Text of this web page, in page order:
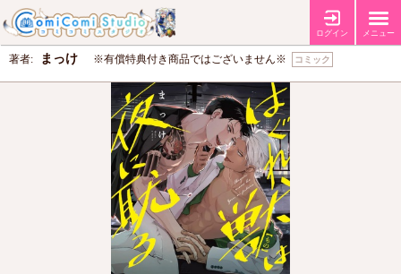
ログイン メニュー
はぐれ獣は夜に耽る（単品）
著者: まっけ ※有償特典付き商品ではございません※ コミック